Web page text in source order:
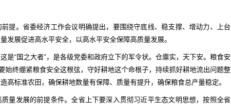
提。省委经济工作会议明确提出，要围绕守底线、稳支撑、增动力、上台
发展促进高水平安全，以高水平安全保障高质量发展。
是“国之大者”，是各级党委和政府立下的军令状。仓廪实，天下安。粮食安
始终绷紧粮食安全这根弦，守好耕地这个命根子，持续抓好耕地流出问题整
高标准农田，确保耕地数量有保障、质量有提升，确保粮食总产量稳定。
量发展的前提条件。全省上下要深入贯彻习近平生态文明思想，按照全省